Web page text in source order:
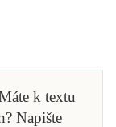
k textu
Napište